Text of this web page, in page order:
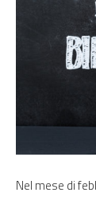
Nel mese di